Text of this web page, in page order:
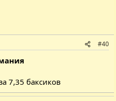
#40
7,35 баксиков